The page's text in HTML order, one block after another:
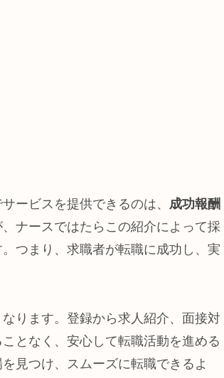
ービスを提供できるのは、 成功報酬
ナースではたらこの紹介によって採
つまり、求職者が転職に成功し、実
ります。登録から求人紹介、面接対
となく、安心して転職活動を進める
見つけ、スムーズに転職できるよ